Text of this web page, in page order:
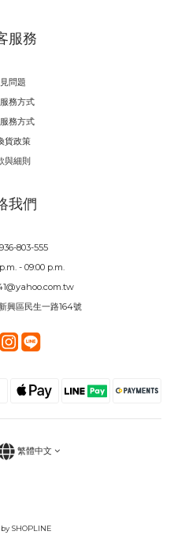
服務
問題
務方式
務方式
貨政策
與細則
我們
803-555
- 09:00 p.m.
興區民生一路164號
繁體中文
SHOPLINE